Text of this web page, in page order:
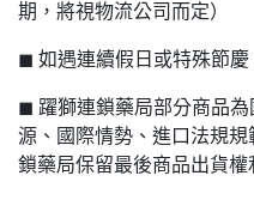
期，將視物流公司而定）
◼ 如遇連續假日或特殊節
◼ 躍獅連鎖藥局部分商品
源、國際情勢、進口法規
鎖藥局保留最後商品出貨權